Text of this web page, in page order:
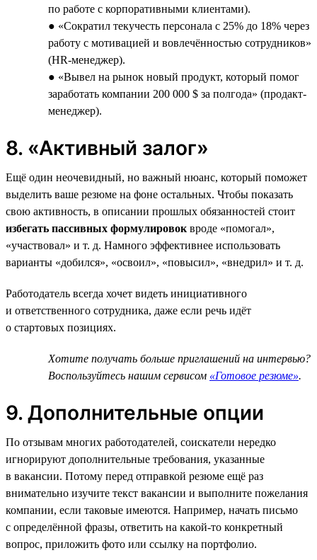
по работе с корпоративными клиентами).
● «Сократил текучесть персонала с 25% до 18% через
работу с мотивацией и вовлечённостью сотрудников»
(HR-менеджер).
● «Вывел на рынок новый продукт, который помог
заработать компании 200 000 $ за полгода» (продакт-
менеджер).
8. «Активный залог»
Ещё один неочевидный, но важный нюанс, который поможет
выделить ваше резюме на фоне остальных. Чтобы показать
свою активность, в описании прошлых обязанностей стоит
избегать пассивных формулировок вроде «помогал»,
«участвовал» и т. д. Намного эффективнее использовать
варианты «добился», «освоил», «повысил», «внедрил» и т. д.
Работодатель всегда хочет видеть инициативного
и ответственного сотрудника, даже если речь идёт
о стартовых позициях.
Хотите получать больше приглашений на интервью?
Воспользуйтесь нашим сервисом «Готовое резюме».
9. Дополнительные опции
По отзывам многих работодателей, соискатели нередко
игнорируют дополнительные требования, указанные
в вакансии. Потому перед отправкой резюме ещё раз
внимательно изучите текст вакансии и выполните пожелания
компании, если таковые имеются. Например, начать письмо
с определённой фразы, ответить на какой-то конкретный
вопрос, приложить фото или ссылку на портфолио.